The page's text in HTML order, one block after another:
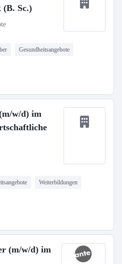
Sc.)
Gesundheitsangebote
w/d) im
Weiterbildungen
(m/w/d) im